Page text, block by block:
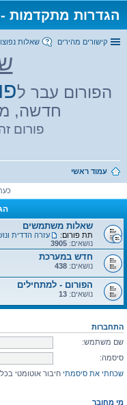
הגדרות מתקדמות -
קישורים מהירים שאלות
הפורום עבר ל
חדשה,
פורום
עמוד ראשי
כעת 20:03
שאלות משתמשים
תת פורום:
נושאים: 3905
חדש במערכת
נושאים: 438
הפורום - למתחילים
נושאים: 13
התחברות
שם משתמש:
סיסמה:
שכחתי את סיסמתי חיבור אוטומטי
מי מחובר